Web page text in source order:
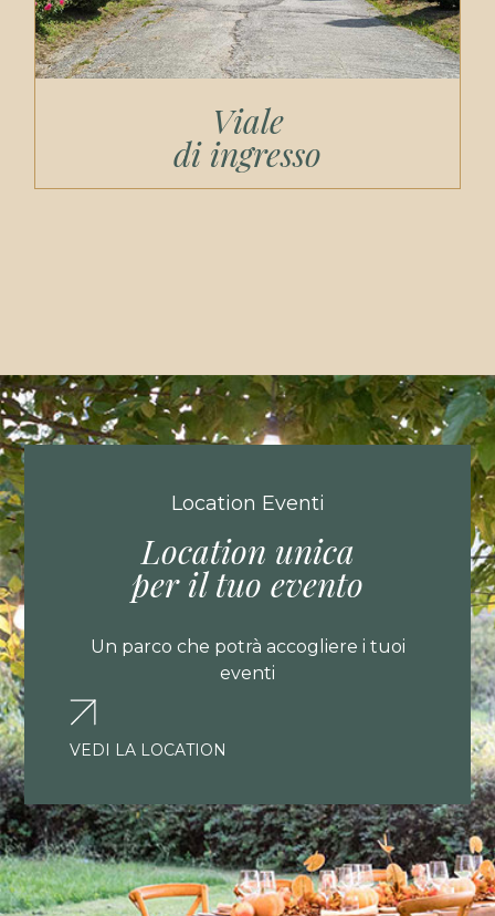
Sale
riservate
Location Eventi
Location unica
per il tuo evento
Un parco che potrà accogliere i tuoi
eventi
VEDI LA LOCATION